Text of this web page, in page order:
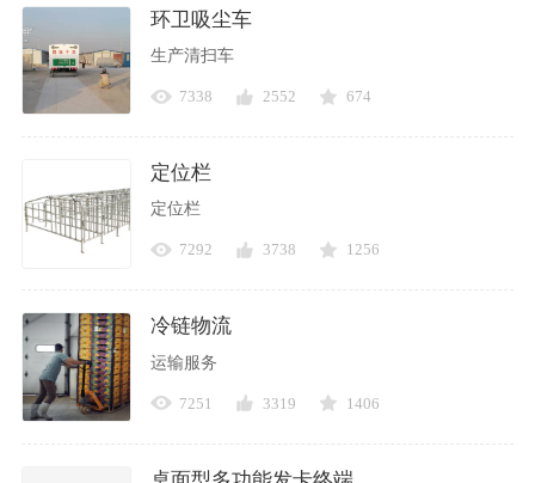
环卫吸尘车
生产清扫车
7338 2552 674
定位栏
定位栏
7292 3738 1256
冷链物流
运输服务
7251 3319 1406